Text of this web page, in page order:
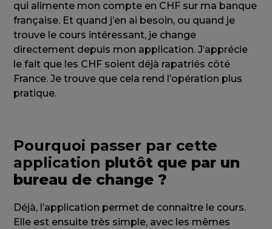
qui alimente mon compte en CHF sur ma banque
française. Et quand j’en ai besoin, ou quand je
trouve le cours intéressant, je change
directement depuis mon application. J’apprécie
le fait que les CHF soient déjà rapatriés côté
France. Je trouve que cela rend l’opération plus
pratique.
Pourquoi passer par cette
application plutôt que par un
bureau de change ?
Déjà, l’application permet de connaître le cours.
Elle est ensuite très simple, avec les mêmes